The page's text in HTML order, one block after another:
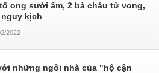
ong sưởi ấm, 2 bà cháu tử vong,
kịch
2022
những ngôi nhà của "hộ cận